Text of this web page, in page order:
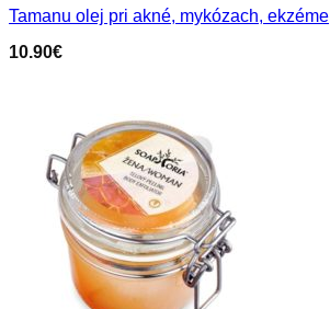
Tamanu olej pri akné, mykózach, ekzéme
10.90€